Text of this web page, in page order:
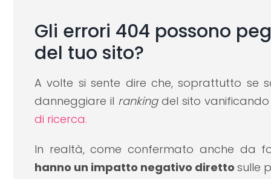
Gli errori 404 possono
del tuo sito?
A volte si sente dire che, soprattutto se
danneggiare il rankingdel sito
di ricerca.
In realtà, come confermato anche da
hanno un impatto negativo diretto sulle